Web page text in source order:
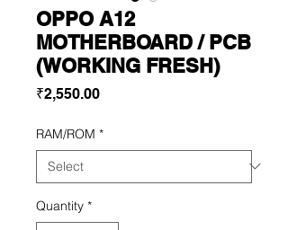
OPPO A12
MOTHERBOARD / PCB
(WORKING FRESH)
₹2,550.00Price
RAM/ROM *
Quantity *